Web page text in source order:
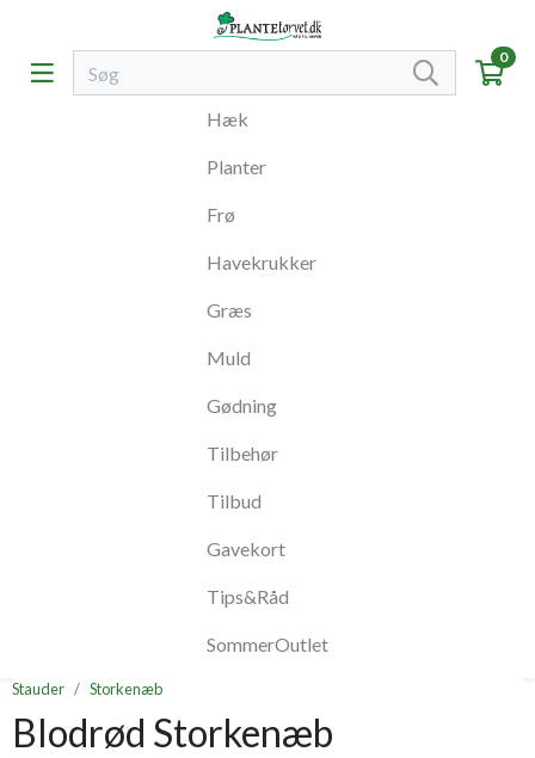
0
Hæk
Planter
Frø
Havekrukker
Græs
Muld
Gødning
Tilbehør
Tilbud
Gavekort
Tips&Råd
SommerOutlet
Stauder Storkenæb
Blodrød Storkenæb